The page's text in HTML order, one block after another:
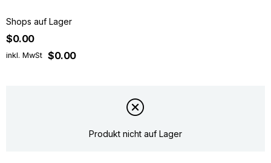
Shops auf Lager
$0.00
inkl. MwSt $0.00
Produkt nicht auf Lager